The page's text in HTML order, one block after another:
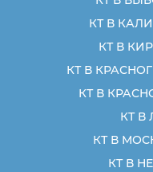
КТ В
КТ В
КТ В
КТ В
КТ В
КТ В
КТ В